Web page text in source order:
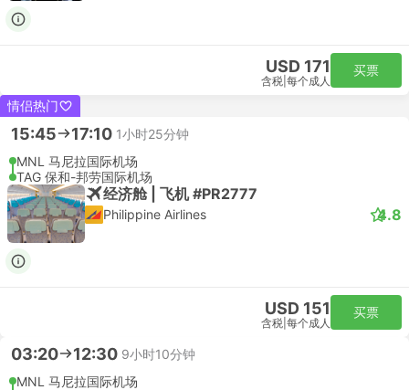
USD 171
含税 每个成人
买票
情侣热门
15:45 17:10 1小时25分钟
MNL 马尼拉国际机场
TAG 保和-邦劳国际机场
经济舱 | 飞机 #PR2777
Philippine Airlines 4.8
USD 151
含税 每个成人
买票
03:20 12:30 9小时10分钟
MNL 马尼拉国际机场